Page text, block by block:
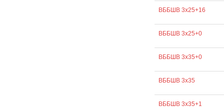
ВББШВ 3х25+16
ВББШВ 3х25+0
ВББШВ 3х35+0
ВББШВ 3х35
ВББШВ 3х35+1